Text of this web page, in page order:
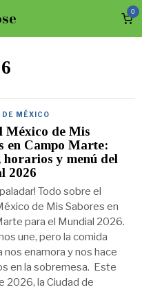
0
MÉXICO
México de Mis
en Campo Marte:
horarios y menú del
2026
Todo sobre el
de Mis Sabores en
para el Mundial 2026.
une, pero la comida
nos enamora y nos hace
en la sobremesa. Este
2026, la Ciudad de